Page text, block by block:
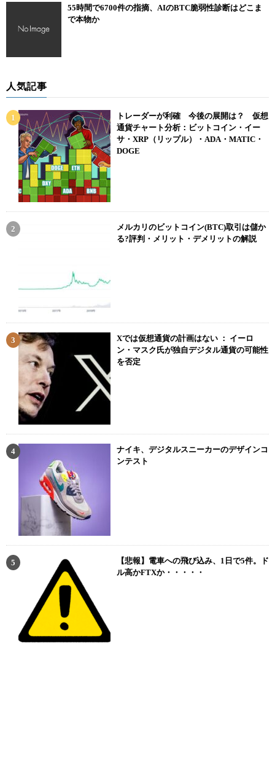
55時間で6700件の指摘、AIのBTC脆弱性診断はどこま
で本物か
人気記事
トレーダーが利確 今後の展開は？ 仮想
通貨チャート分析：ビットコイン・イー
サ・XRP（リップル）・ADA・MATIC・
DOGE
メルカリのビットコイン(BTC)取引は儲か
る?評判・メリット・デメリットの解説
Xでは仮想通貨の計画はない ： イーロ
ン・マスク氏が独自デジタル通貨の可能性
を否定
ナイキ、デジタルスニーカーのデザインコ
ンテスト
【悲報】電車への飛び込み、1日で5件。ド
ル高かFTXか・・・・・